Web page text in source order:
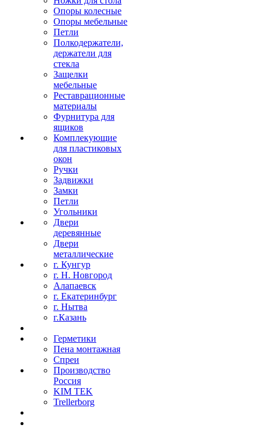
Опоры колесные
Опоры мебельные
Петли
Полкодержатели,
держатели для
стекла
Защелки
мебельные
Реставрационные
материалы
Фурнитура для
ящиков
Комплекующие
для пластиковых
окон
Ручки
Задвижки
Замки
Петли
Угольники
Двери
деревянные
Двери
металлические
г. Кунгур
г. Н. Новгород
Алапаевск
г. Екатеринбург
г. Нытва
г.Казань
Герметики
Пена монтажная
Спреи
Производство
Россия
KIM TEK
Trellerborg